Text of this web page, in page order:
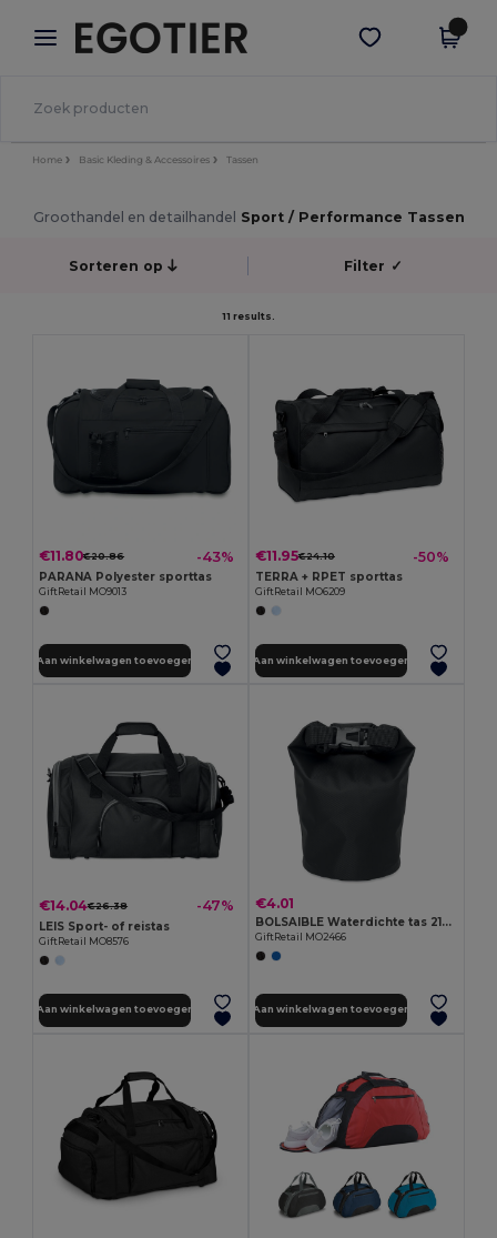
× Egotier-app
Betere prijzen in de app!
Download app
Home Basic Kleding & Accessoires Tassen
Groothandel en detailhandel Sport / Performance Tassen
Sorteren op Filter ✓
11 results.
€11.80€20.86 -43%
PARANA Polyester sporttas
GiftRetail MO9013
Aan winkelwagen toevoegen
€11.95€24.10 -50%
TERRA + RPET sporttas
GiftRetail MO6209
Aan winkelwagen toevoegen
€14.04€26.38 -47%
LEIS Sport- of reistas
GiftRetail MO8576
Aan winkelwagen toevoegen
€4.01
BOLSAIBLE Waterdichte tas 210T RPET 1,5L
GiftRetail MO2466
Aan winkelwagen toevoegen